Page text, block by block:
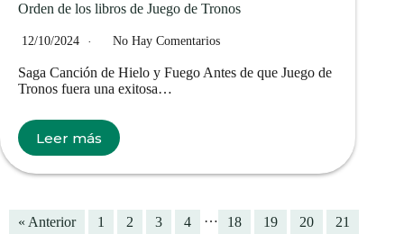
Orden de los libros de Juego de Tronos
12/10/2024 No Hay Comentarios
Saga Canción de Hielo y Fuego Antes de que Juego de
Tronos fuera una exitosa…
Leer más
« Anterior 1 2 3 4 … 18 19 20
21